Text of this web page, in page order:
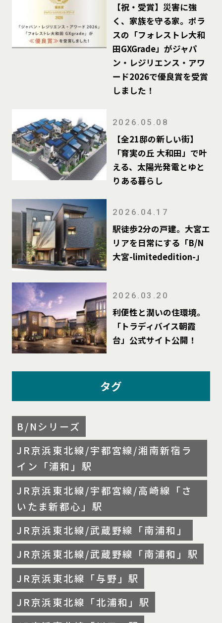
【祝・受賞】災害に強
く、家族を守る家。ポラ
スの「フォレストレ大和
田GXGrade」がジャパ
ン・レジリエンス・アワ
ード2026で優良賞を受賞
しました！
2026.05.08
【全21邸の新しい街】
「育実の丘 大和田」で叶
える、太陽光発電とゆと
りある暮らし
2026.04.17
駅徒歩2分の戸建。大宮エ
リアを日常にする「B/N
大宮-limitededition-」
2026.03.20
利便性と潤いの住環境。
「トラディバイス朝霞
台」公式サイト公開！
タグ
B/Nシリーズ
JR京浜東北線/宇都宮線/湘南新宿ラ
イン「浦和」駅
JR京浜東北線/宇都宮線/高崎線「さ
いたま新都心」駅
JR京浜東北線/武蔵野線「南浦和」
JR京浜東北線/武蔵野線「南浦和」駅
JR京浜東北線「与野」駅
JR京浜東北線「北浦和」駅